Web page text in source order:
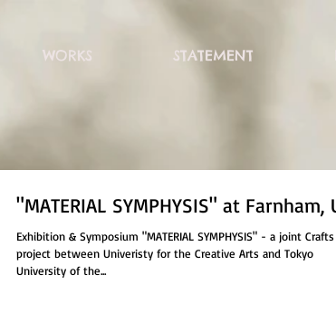
WORKS STATEMENT
"MATERIAL SYMPHYSIS" at Farnham,
Exhibition & Symposium "MATERIAL SYMPHYSIS" - a joint Crafts
project between Univeristy for the Creative Arts and Tokyo
University of the...